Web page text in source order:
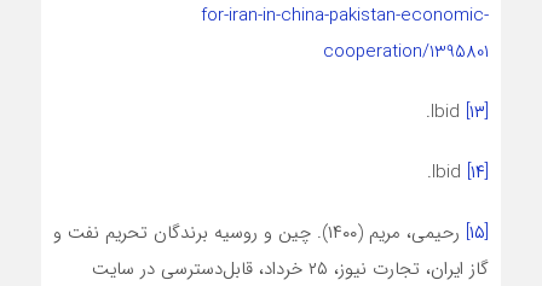
for-iran-in-china-pakistan-economic-
cooperation/1395801
[۱۳]
[۱۴]
[۱۵]
رحیمی، مریم (۱۴۰۰). چین و روسیه برندگان تحریم نفت و
گاز ایران، تجارت نیوز، ۲۵ خرداد، قابل‌دسترسی در سایت